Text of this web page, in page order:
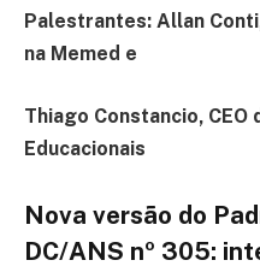
Palestrantes: Allan
na Memed e
Thiago Constancio,
Educacionais
Nova versão do
DC/ANS nº 305: